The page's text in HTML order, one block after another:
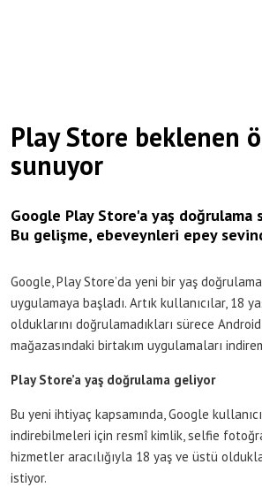
Play Store beklenen
sunuyor
Google Play Store'a yaş doğrulama
Bu gelişme, ebeveynleri epey
Google, Play Store’da yeni bir yaş
uygulamaya başladı. Artık kullanıcılar, 18
olduklarını doğrulamadıkları sürece
mağazasındaki birtakım uygulamaları
Play Store’a yaş doğrulama geliyor
Bu yeni ihtiyaç kapsamında, Google
indirebilmeleri için resmî kimlik, selfie
hizmetler aracılığıyla 18 yaş ve üstü
istiyor.